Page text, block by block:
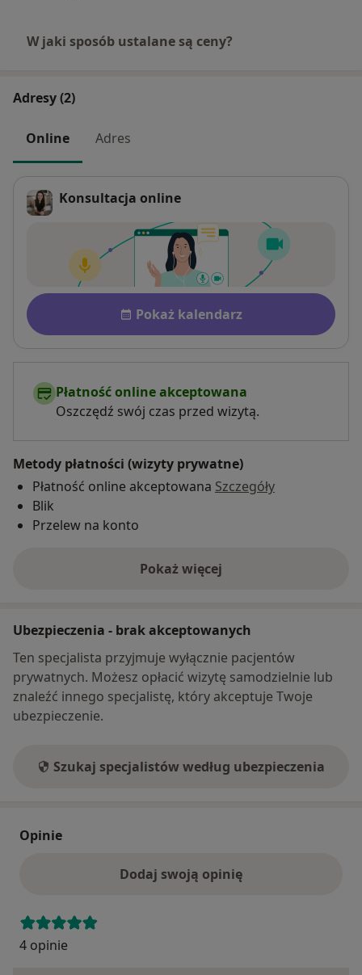
W jaki sposób ustalane są ceny?
Adresy (2)
Online Adres
Konsultacja online
Dostępność
Pokaż kalendarz
Płatność online akceptowana
Oszczędź swój czas przed wizytą.
Metody płatności (wizyty prywatne)
Płatność online akceptowana Szczegóły
Blik
Przelew na konto
Pokaż więcej
o adresie
Ubezpieczenia - brak akceptowanych
Ten specjalista przyjmuje wyłącznie pacjentów
prywatnych. Możesz opłacić wizytę samodzielnie lub
znaleźć innego specjalistę, który akceptuje Twoje
ubezpieczenie.
Szukaj specjalistów według ubezpieczenia
Opinie
Dodaj swoją opinię
4 opinie